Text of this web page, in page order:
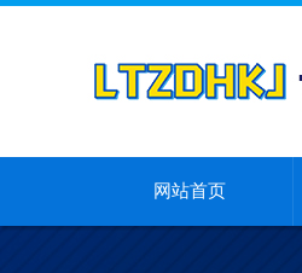
网站首页